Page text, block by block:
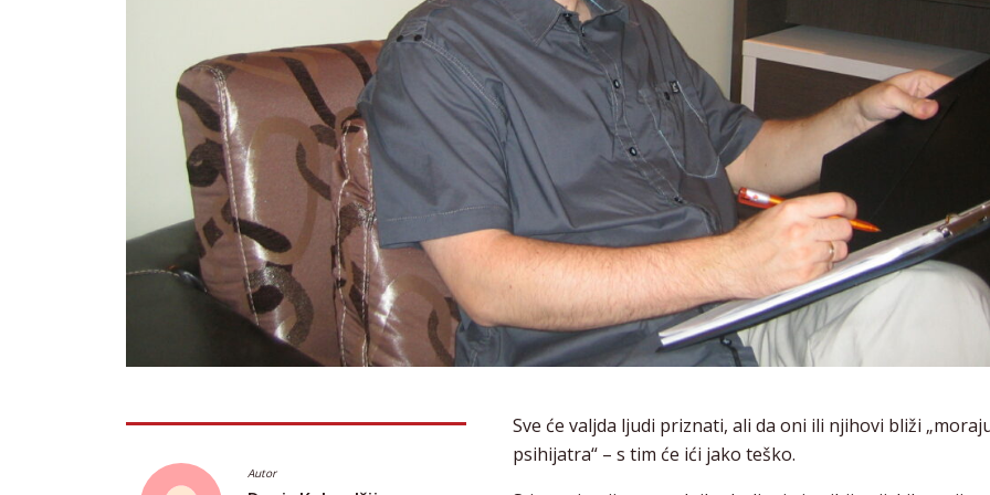
Autor
Sve će valjda ljudi priznati, ali da oni ili njihovi bliži
psihijatra“ – s tim će ići jako teško.